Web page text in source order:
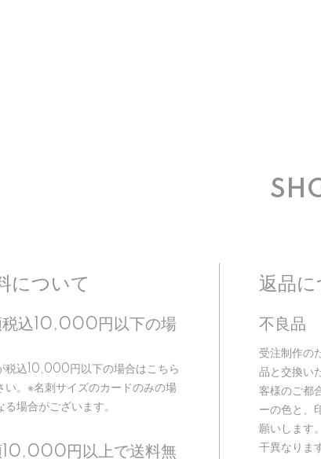
について
税込10,000円以下の場
税込10,000円以下の場合はこちら
い。※名刺サイズのカードのみの場
場合がございます。
10,000円以上で送料無
返品に
不良品
受注制作の
品と交換い
客様のご都
ーの色と、
願いします
干異なりま